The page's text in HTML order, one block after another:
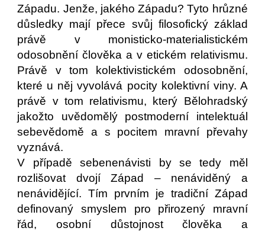
Západu. Jenže, jakého Západu? Tyto hrůzné
důsledky mají přece svůj filosofický základ
právě v monisticko-materialistickém
odosobnění člověka a v etickém relativismu.
Právě v tom kolektivistickém odosobnění,
které u něj vyvolává pocity kolektivní viny. A
právě v tom relativismu, který Bělohradský
jakožto uvědomělý postmoderní intelektuál
sebevědomě a s pocitem mravní převahy
vyznává.
V případě sebenenávisti by se tedy měl
rozlišovat dvojí Západ – nenáviděný a
nenávidějící. Tím prvním je tradiční Západ
definovaný smyslem pro přirozený mravní
řád, osobní důstojnost člověka a